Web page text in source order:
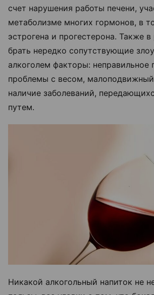
счет нарушения работы печени,
метаболизме многих гормонов, в
эстрогена и прогестерона. Также в
брать нередко сопутствующие
алкоголем факторы: неправильное
проблемы с весом,
наличие заболеваний,
путем.
Никакой алкогольный напиток не